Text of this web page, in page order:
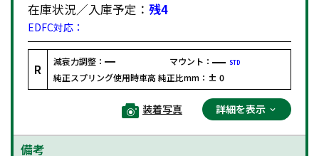
在庫状況／入庫予定： 残4
EDFC対応：
R 減衰力調整： マウント： STD
純正スプリング使用時車高 純正比mm： ± 0
装着写真 詳細を表示
備考